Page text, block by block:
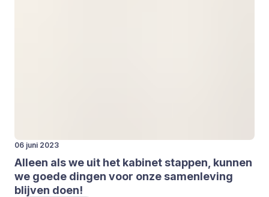
06 juni 2023
Alleen als we uit het kabi­net stap­pen, kun­nen
we goe­de din­gen voor onze samen­le­ving
blij­ven doen!